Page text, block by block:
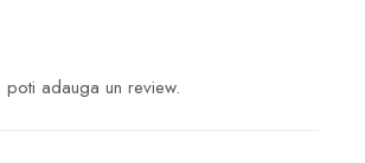
adauga un review.